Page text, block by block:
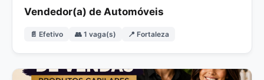
Vendedor(a) de Automóveis
📄 Efetivo 👥 1 vaga(s) 📍 Fortaleza